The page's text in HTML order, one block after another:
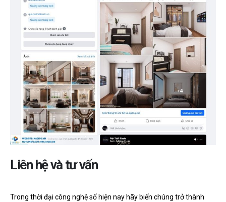
Liên hệ và tư vấn
Trong thời đại công nghệ số hiện nay hãy biến chúng trở thành